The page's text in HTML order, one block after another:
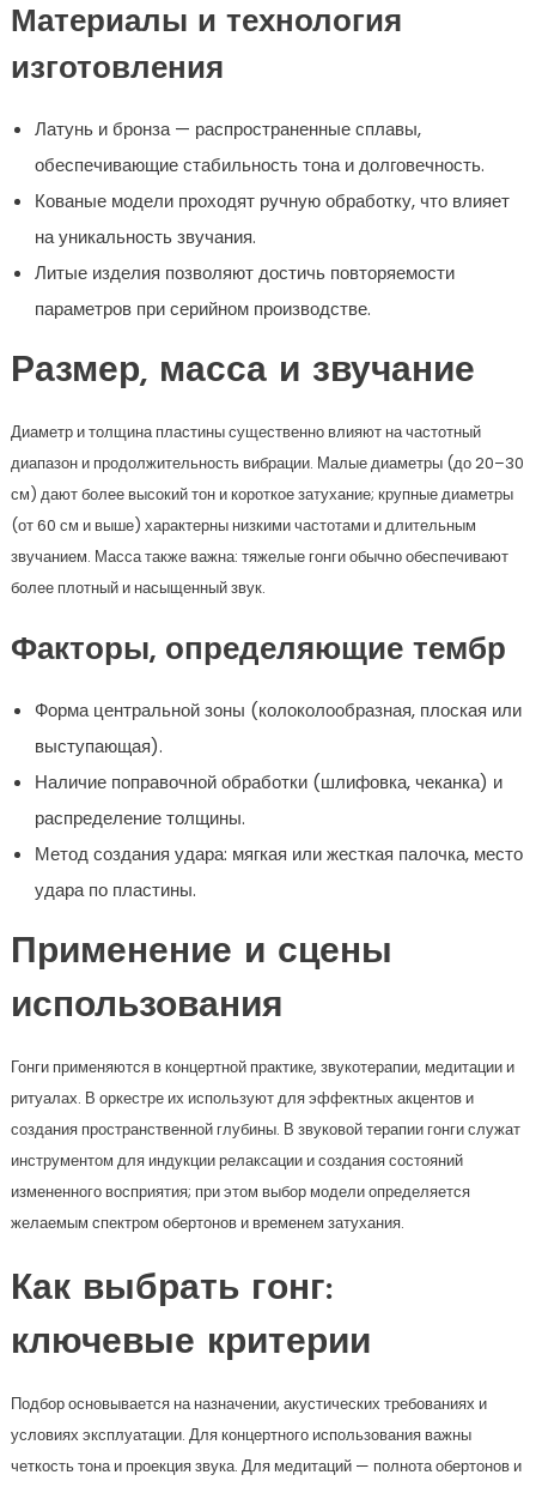
Материалы и технология
изготовления
Латунь и бронза — распространенные сплавы,
обеспечивающие стабильность тона и долговечность.
Кованые модели проходят ручную обработку, что влияет
на уникальность звучания.
Литые изделия позволяют достичь повторяемости
параметров при серийном производстве.
Размер, масса и звучание
Диаметр и толщина пластины существенно влияют на частотный
диапазон и продолжительность вибрации. Малые диаметры (до 20–30
см) дают более высокий тон и короткое затухание; крупные диаметры
(от 60 см и выше) характерны низкими частотами и длительным
звучанием. Масса также важна: тяжелые гонги обычно обеспечивают
более плотный и насыщенный звук.
Факторы, определяющие тембр
Форма центральной зоны (колоколообразная, плоская или
выступающая).
Наличие поправочной обработки (шлифовка, чеканка) и
распределение толщины.
Метод создания удара: мягкая или жесткая палочка, место
удара по пластины.
Применение и сцены
использования
Гонги применяются в концертной практике, звукотерапии, медитации и
ритуалах. В оркестре их используют для эффектных акцентов и
создания пространственной глубины. В звуковой терапии гонги служат
инструментом для индукции релаксации и создания состояний
измененного восприятия; при этом выбор модели определяется
желаемым спектром обертонов и временем затухания.
Как выбрать гонг:
ключевые критерии
Подбор основывается на назначении, акустических требованиях и
условиях эксплуатации. Для концертного использования важны
четкость тона и проекция звука. Для медитаций — полнота обертонов и